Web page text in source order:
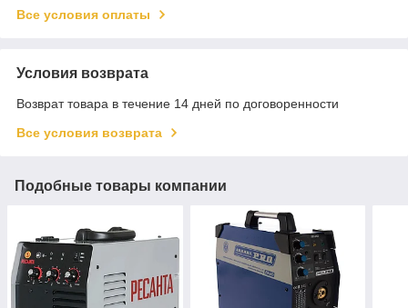
Все условия оплаты
Условия возврата
Возврат товара в течение 14 дней по договоренности
Все условия возврата
Подобные товары компании